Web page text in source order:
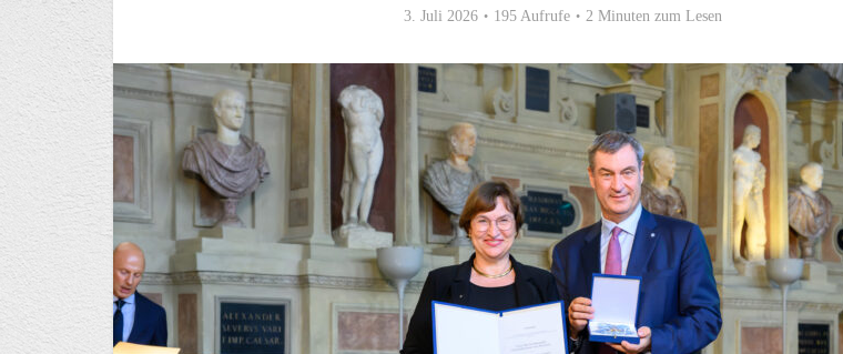
3. Juli 2026 195 Aufrufe 2 Minuten zum Lesen